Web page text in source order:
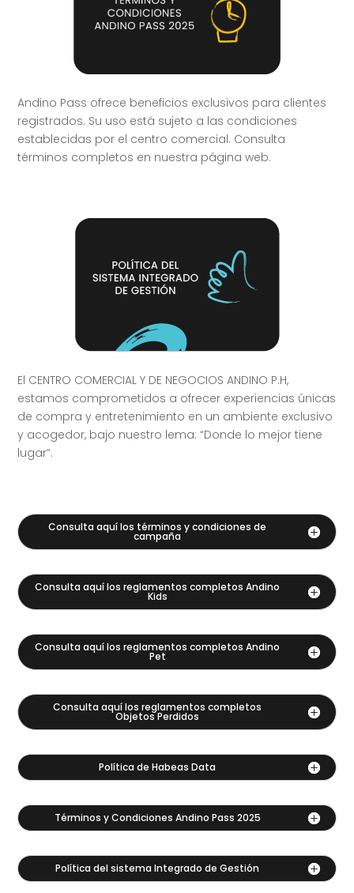
Andino Pass ofrece beneficios exclusivos para clientes
registrados. Su uso está sujeto a las condiciones
establecidas por el centro comercial. Consulta
términos completos en nuestra página web.
El CENTRO COMERCIAL Y DE NEGOCIOS ANDINO P.H,
estamos comprometidos a ofrecer experiencias únicas
de compra y entretenimiento en un ambiente exclusivo
y acogedor, bajo nuestro lema: “Donde lo mejor tiene
lugar”.
Consulta aquí los términos y condiciones de
campaña
Consulta aquí los reglamentos completos Andino
Kids
Consulta aquí los reglamentos completos Andino
Pet
Consulta aquí los reglamentos completos
Objetos Perdidos
Política de Habeas Data
Términos y Condiciones Andino Pass 2025
Política del sistema Integrado de Gestión